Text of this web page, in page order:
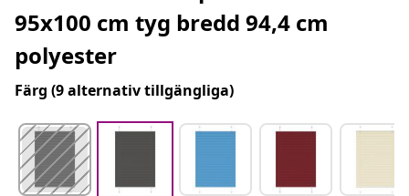
95x100 cm tyg bredd 94,4 cm
polyester
Färg (9 alternativ tillgängliga)